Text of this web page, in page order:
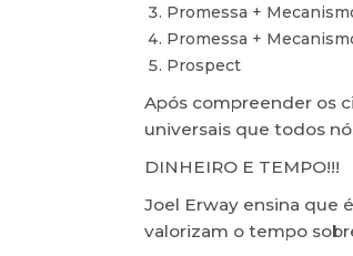
Promessa +
Promessa +
Prospect
Após compreender os
universais que todos
DINHEIRO E TEMPO!!!
Joel Erway ensina que
valorizam o tempo